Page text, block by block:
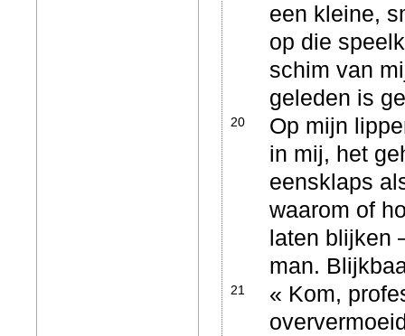
een kleine,
op die
schim van
geleden is
20
Op mijn
in mij, het
eensklaps
waarom of
laten blijken
man.
21
« Kom,